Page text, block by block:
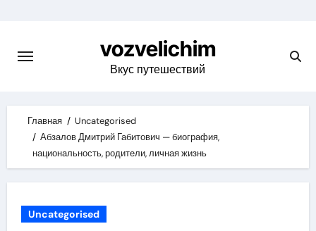
content
vozvelichim
Вкус путешествий
Главная
Uncategorised
Абзалов Дмитрий Габитович — биография,
национальность, родители, личная жизнь
Uncategorised